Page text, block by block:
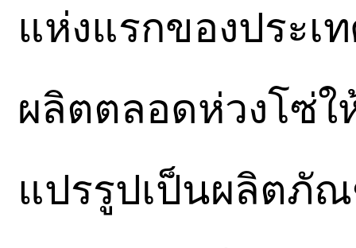
แห่งแรกของประเ
ผลิตตลอดห่วงโซ่ใ
แปรรูปเป็นผลิตภั